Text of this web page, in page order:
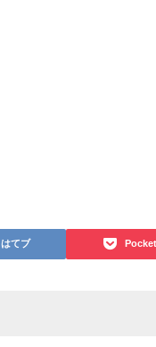
はてブ Pocket